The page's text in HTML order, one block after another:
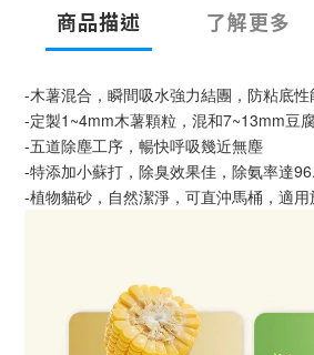
商品描述 了解更多
-木薯混合，瞬間吸水強力結團，防粘底
-定製1~4mm木薯顆粒，混和7~13mm豆
-五道除塵工序，暢快呼吸幾近無塵
-特添加小蘇打，除臭效果佳，除氨率達
-植物貓砂，自然潔淨，可直沖馬桶，適